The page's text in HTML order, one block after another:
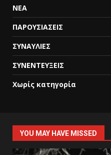
ΝΕΑ
ΠΑΡΟΥΣΙΑΣΕΙΣ
ΣΥΝΑΥΛΙΕΣ
ΣΥΝΕΝΤΕΥΞΕΙΣ
Χωρίς κατηγορία
YOU MAY HAVE MISSED